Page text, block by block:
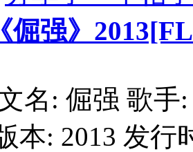
倔强》
名: 倔强 歌手
本: 2013 发行